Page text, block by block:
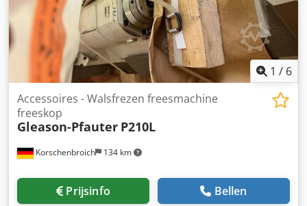
1 / 6
Korschenbroich 134 km
Accessoires - Walsfrezen freesmachine
freeskop
Gleason-Pfauter P210L
Prijsinfo Bellen